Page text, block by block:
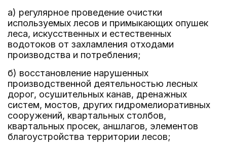
а) регулярное проведение очистки
используемых лесов и примыкающих опушек
леса, искусственных и естественных
водотоков от захламления отходами
производства и потребления;
б) восстановление нарушенных
производственной деятельностью лесных
дорог, осушительных канав, дренажных
систем, мостов, других гидромелиоративных
сооружений, квартальных столбов,
квартальных просек, аншлагов, элементов
благоустройства территории лесов;